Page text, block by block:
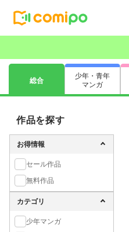
総合
少年・青年
マンガ
作品を探す
お得情報
セール作品
無料作品
カテゴリ
少年マンガ